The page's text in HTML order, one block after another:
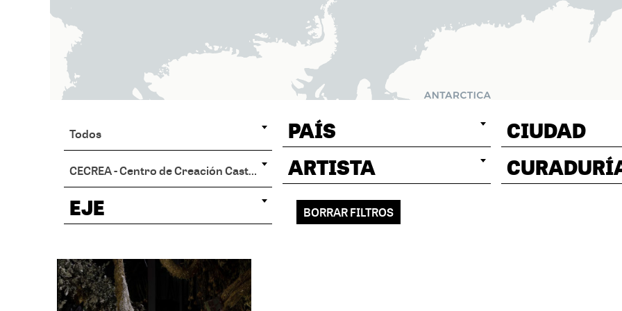
Todos PAÍS CIUDAD
CECREA - Centro de Creación Castro ARTISTA
EJE
BORRAR FILTROS